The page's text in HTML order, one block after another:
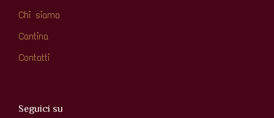
Chi siamo
Cantina
Contatti
Seguici su